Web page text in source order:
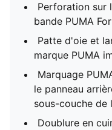
Perforation sur
bande PUMA
Patte d'oie et
marque PUMA
Marquage
le panneau
sous-couche de
Doublure en